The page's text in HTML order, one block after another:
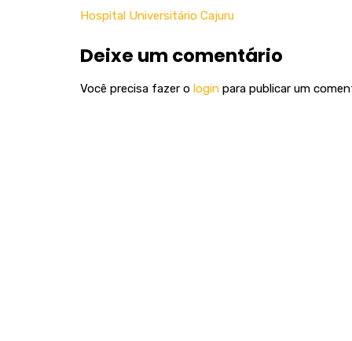
Hospital Universitário Cajuru
Deixe um comentário
Você precisa fazer o login para publicar um